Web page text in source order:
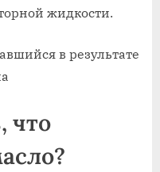
жидкости.
что